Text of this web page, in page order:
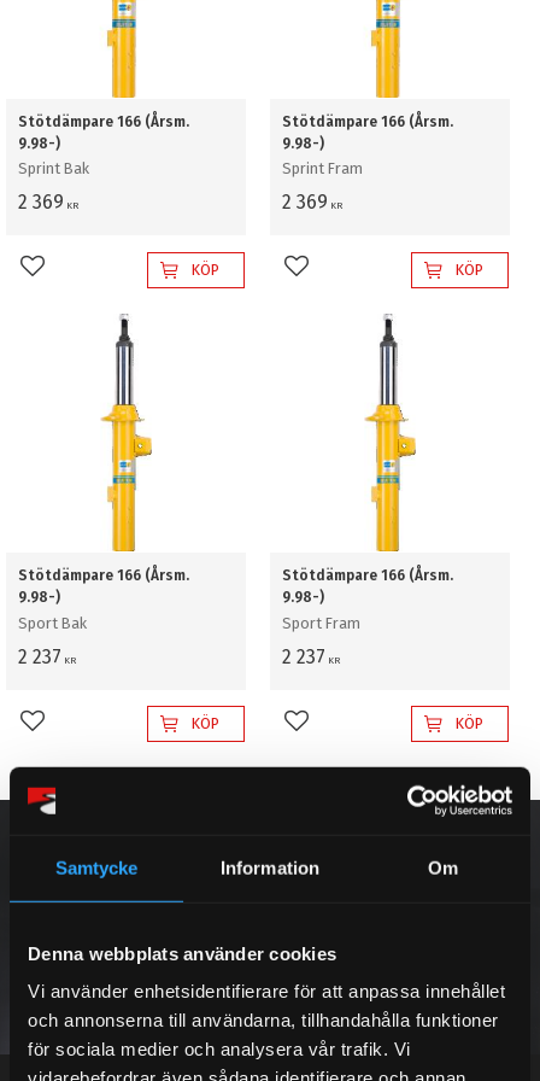
Samtycke Information Om
Denna webbplats använder cookies
Vi använder enhetsidentifierare för att anpassa innehållet
och annonserna till användarna, tillhandahålla funktioner
för sociala medier och analysera vår trafik. Vi
Stötdämpare 166 (Årsm.
9.98-)
Sprint Bak
2 369 KR
Lägg till i favoriterKÖP
Stötdämpare 166 (Årsm.
9.98-)
Sprint Fram
2 369 KR
Lägg till i favoriterKÖP
Stötdämpare 166 (Årsm.
9.98-)
Sport Bak
2 237 KR
Lägg till i favoriterKÖP
Stötdämpare 166 (Årsm.
9.98-)
Sport Fram
2 237 KR
Lägg till i favoriterKÖP
Dina personuppgifter behandlas i enlighet med vår integritetspolicy